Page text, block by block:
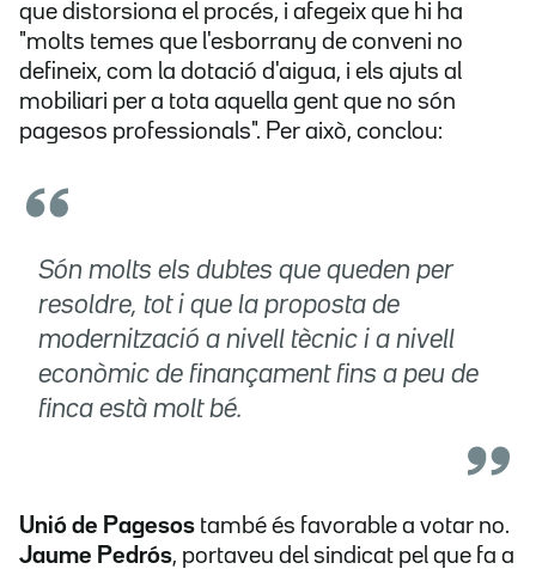
que distorsiona el procés, i afegeix que hi ha
"molts temes que l'esborrany de conveni no
defineix, com la dotació d'aigua, i els ajuts al
mobiliari per a tota aquella gent que no són
pagesos professionals". Per això, conclou:
Són molts els dubtes que queden per
resoldre, tot i que la proposta de
modernització a nivell tècnic i a nivell
econòmic de finançament fins a peu de
finca està molt bé.
Unió de Pagesos també és favorable a votar no.
Jaume Pedrós, portaveu del sindicat pel que fa a